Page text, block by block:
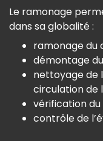
Le ramonage
dans sa globalité :
ramonage du
démontage
nettoyage de
circulation de
vérification
contrôle de